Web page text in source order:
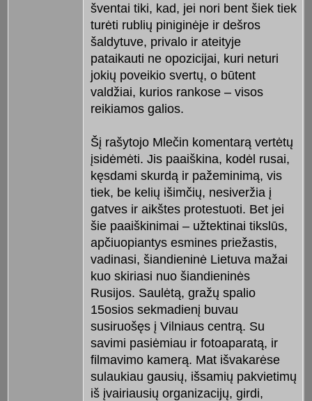
šventai tiki, kad, jei nori bent šiek tiek
turėti rublių piniginėje ir dešros
šaldytuve, privalo ir ateityje
pataikauti ne opozicijai, kuri neturi
jokių poveikio svertų, o būtent
valdžiai, kurios rankose – visos
reikiamos galios.
Šį rašytojo Mlečin komentarą vertėtų
įsidėmėti. Jis paaiškina, kodėl rusai,
kęsdami skurdą ir pažeminimą, vis
tiek, be kelių išimčių, nesiveržia į
gatves ir aikštes protestuoti. Bet jei
šie paaiškinimai – užtektinai tikslūs,
apčiuopiantys esmines priežastis,
vadinasi, šiandieninė Lietuva mažai
kuo skiriasi nuo šiandieninės
Rusijos. Saulėtą, gražų spalio
15osios sekmadienį buvau
susiruošęs į Vilniaus centrą. Su
savimi pasiėmiau ir fotoaparatą, ir
filmavimo kamerą. Mat išvakarėse
sulaukiau gausių, išsamių pakvietimų
iš įvairiausių organizacijų, girdi,